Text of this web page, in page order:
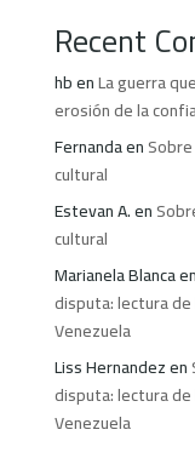
Recent
hbenLa guerra
erosión de la
Fernandaen
cultural
Estevan A.en
cultural
Marianela Blancaen
disputa: lectura
Venezuela
Liss Hernandezen
disputa: lectura
Venezuela